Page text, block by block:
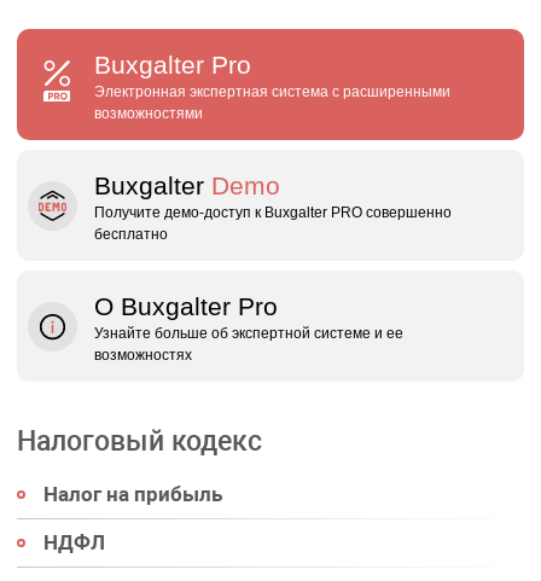
Buxgalter Pro
Электронная экспертная система с расширенными
возможностями
Buxgalter Demo
Получите демо‑доступ к Buxgalter PRO совершенно
бесплатно
О Buxgalter Pro
Узнайте больше об экспертной системе и ее
возможностях
Налоговый кодекс
Налог на прибыль
НДФЛ